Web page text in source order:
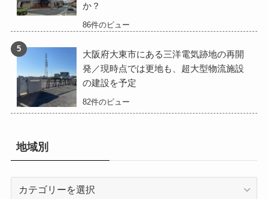
か？
86件のビュー
大阪府大東市にある三洋電気跡地の再開
発／現時点では更地も、超大型物流施設
の建設を予定
82件のビュー
地域別